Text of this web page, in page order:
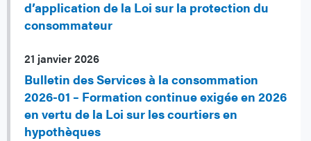
d’application de la Loi sur la protection du
consommateur
21 janvier 2026
Bulletin des Services à la consommation
2026-01 – Formation continue exigée en 2026
en vertu de la Loi sur les courtiers en
hypothèques